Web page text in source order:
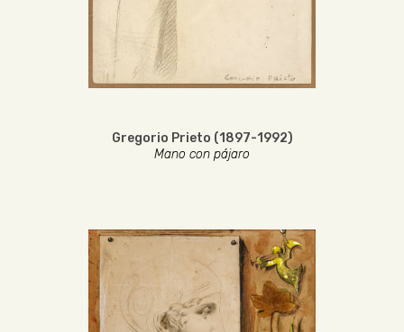
Gregorio Prieto (1897-1992)
Mano con pájaro